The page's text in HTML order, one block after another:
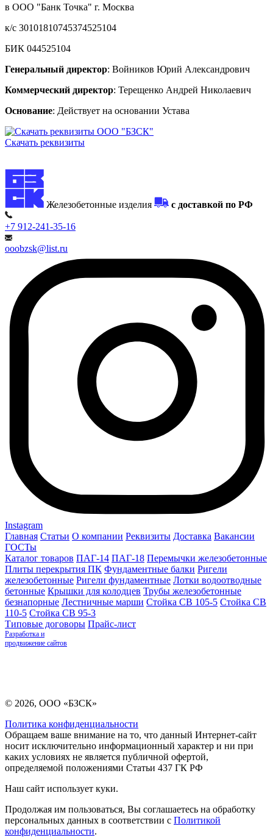
в ООО "Банк Точка" г. Москва
к/с 30101810745374525104
БИК 044525104
Генеральный директор: Войников Юрий Александрович
Коммерческий директор: Терещенко Андрей Николаевич
Основание: Действует на основании Устава
Скачать реквизиты
Железобетонные изделия с доставкой по РФ
+7 912-241-35-16
ooobzsk@list.ru
Instagram
Главная Статьи О компании Реквизиты Доставка Вакансии
ГОСТы
Каталог товаров ПАГ-14 ПАГ-18 Перемычки железобетонные
Плиты перекрытия ПК Фундаментные балки Ригели
железобетонные Ригели фундаментные Лотки водоотводные
бетонные Крышки для колодцев Трубы железобетонные
безнапорные Лестничные марши Стойка СВ 105-5 Стойка СВ
110-5 Стойка СВ 95-3
Типовые договоры Прайс-лист
Разработка и
продвижение сайтов
© 2026, ООО «БЗСК»
Политика конфиденциальности
Обращаем ваше внимание на то, что данный Интернет-сайт
носит исключительно информационный характер и ни при
каких условиях не является публичной офертой,
определяемой положениями Статьи 437 ГК РФ
Наш сайт использует куки.
Продолжая им пользоваться, Вы соглашаетесь на обработку
персональных данных в соответствии с Политикой
конфиденциальности.